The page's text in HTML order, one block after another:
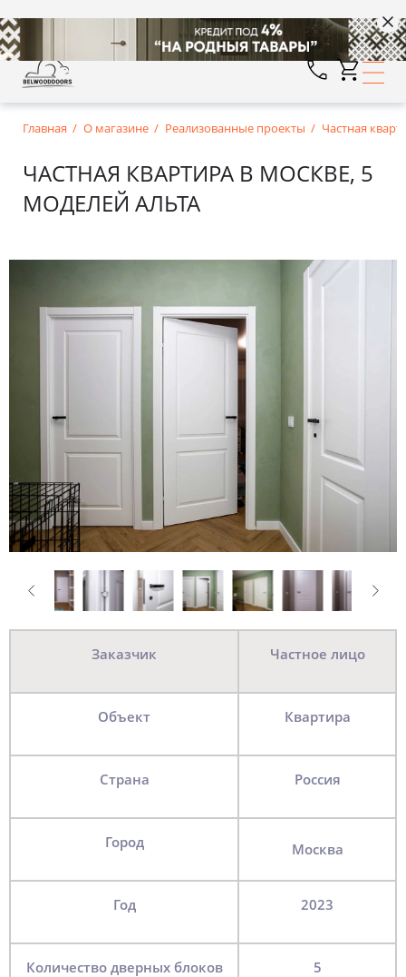
Главная О магазине Реализованные проекты Частная
ЧАСТНАЯ КВАРТИРА В МОСКВЕ, 5
МОДЕЛЕЙ АЛЬТА
Заказчик Частное лицо
Объект квартира
Страна Россия
Город Москва
Год 2023
Количество дверных блоков 5